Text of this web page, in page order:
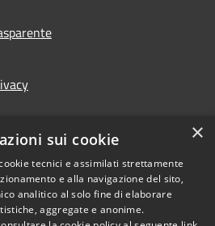
Copyright © 2026 • Comune di
×
sui cookie
tecnici e assimilati strettamente
e alla navigazione del sito,
analitico al solo fine di elaborare
aggregate e anonime.